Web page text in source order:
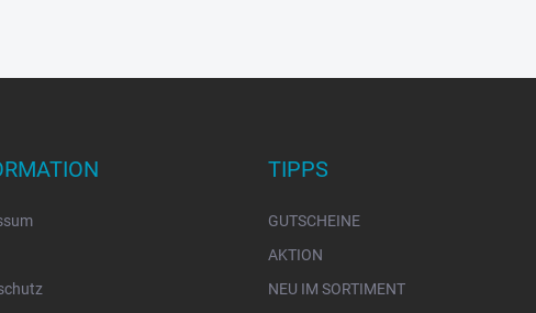
TIPPS
GUTSCHEINE
AKTION
NEU IM SORTIMENT